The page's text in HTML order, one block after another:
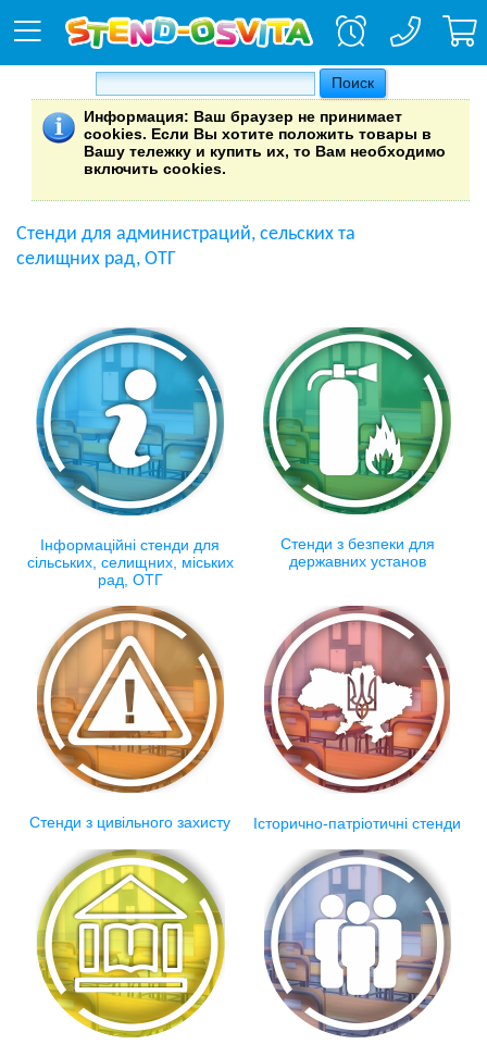
Информация: Ваш браузер не принимает
cookies. Если Вы хотите положить товары в
Вашу тележку и купить их, то Вам необходимо
включить cookies.
Стенди для администраций, сельских та
селищних рад, ОТГ
Інформаційні стенди для
сільських, селищних, міських
рад, ОТГ
Стенди з безпеки для
державних установ
Стенди з цивільного захисту Історично-патріотичні стенди